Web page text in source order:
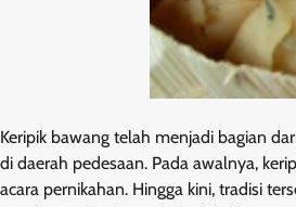
Keripik bawang telah menjadi bagian
di daerah pedesaan. Pada awalnya,
acara pernikahan. Hingga kini, tradisi